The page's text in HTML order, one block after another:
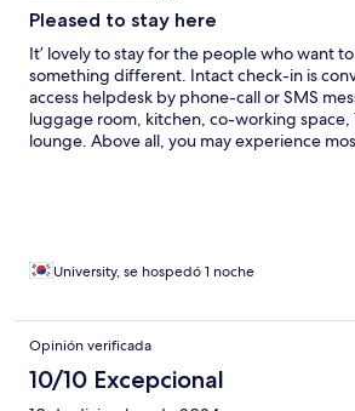
Pleased to stay here
It’ lovely to stay for the people who want
something different. Intact check-in is
access helpdesk by phone-call or SMS
luggage room, kitchen, co-working
lounge. Above all, you may experience
University, se hospedó 1 noche
Opinión verificada
10/10 Excepcional